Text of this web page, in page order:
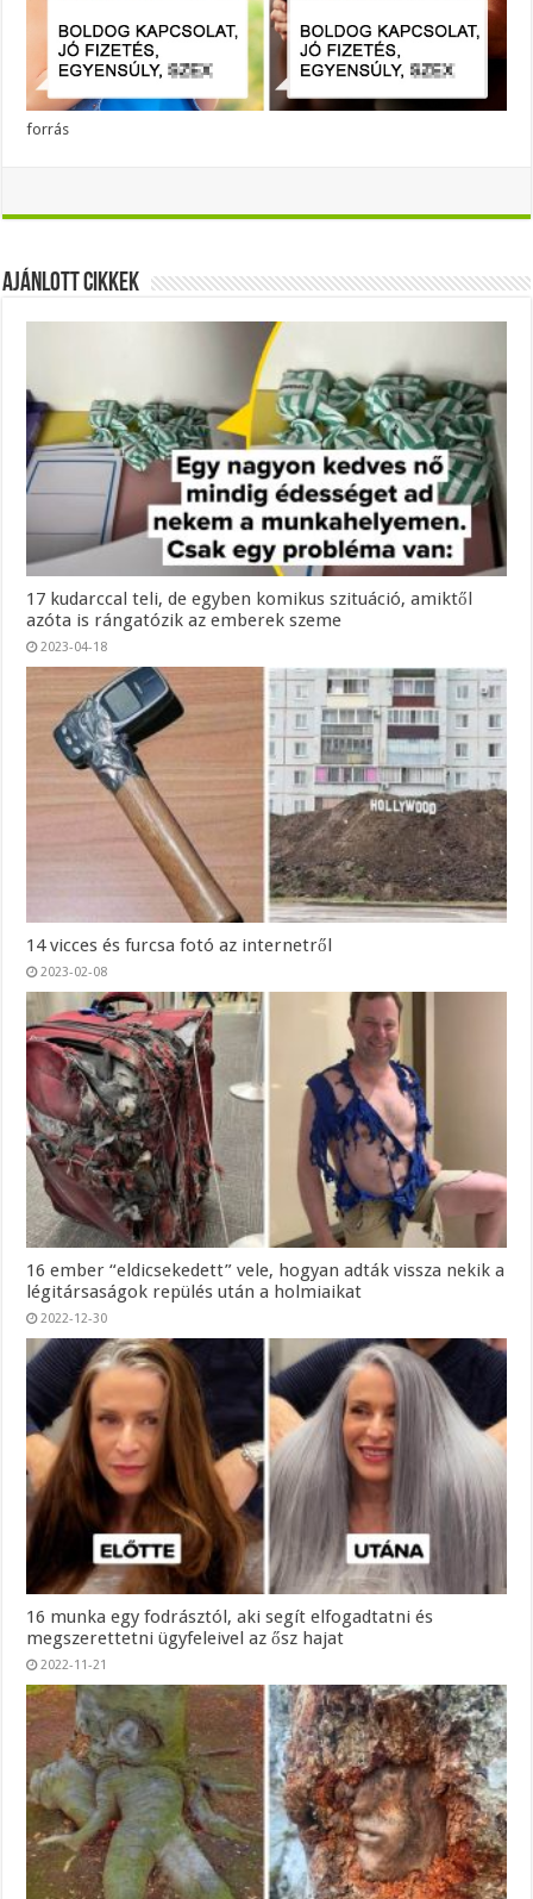
forrás
Ajánlott Cikkek
17 kudarccal teli, de egyben komikus szituáció, amiktől
azóta is rángatózik az emberek szeme
2023-04-18
14 vicces és furcsa fotó az internetről
2023-02-08
16 ember “eldicsekedett” vele, hogyan adták vissza nekik a
légitársaságok repülés után a holmiaikat
2022-12-30
16 munka egy fodrásztól, aki segít elfogadtatni és
megszerettetni ügyfeleivel az ősz hajat
2022-11-21